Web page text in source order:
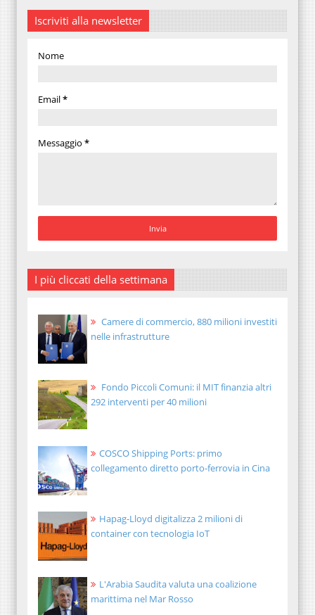
Iscriviti alla newsletter
Nome
Email*
Messaggio *
I più cliccati della settimana
Camere di commercio, 880 milioni investiti
nelle infrastrutture
Fondo Piccoli Comuni: il MIT finanzia altri
292 interventi per 40 milioni
COSCO Shipping Ports: primo
collegamento diretto porto-ferrovia in Cina
Hapag-Lloyd digitalizza 2 milioni di
container con tecnologia IoT
L'Arabia Saudita valuta una coalizione
marittima nel Mar Rosso